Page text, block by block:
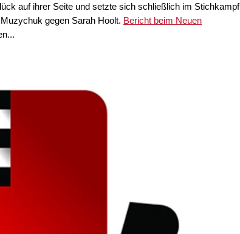
auf ihrer Seite und setzte sich schließlich im Stichkampf
gegen Sarah Hoolt. Bericht beim Neuen